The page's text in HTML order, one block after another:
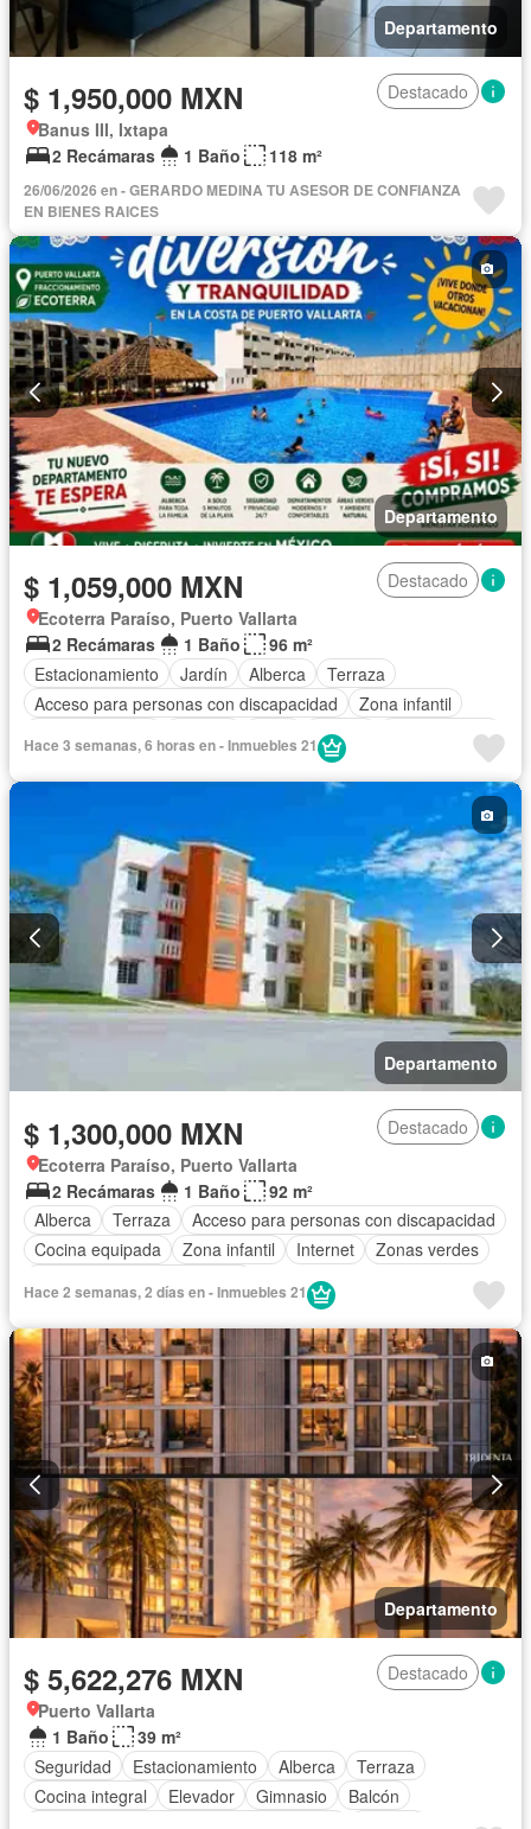
Departamento
$ 1,950,000 MXN
Destacado
Banus III, Ixtapa
2 Recámaras
1 Baño 118 m²
26/06/2026 en - GERARDO MEDINA TU ASESOR DE CONFIANZA
EN BIENES RAICES
Departamento
$ 1,059,000 MXN
Destacado
Ecoterra Paraíso, Puerto Vallarta
2 Recámaras
1 Baño
96 m²
Estacionamiento
Jardín Alberca
Terraza
Acceso para personas con discapacidad
Zona infantil
Asador
Zonas verdes
Permite niños
Hace 3 semanas, 6 horas en - Inmuebles 21
Departamento
$ 1,300,000 MXN
Destacado
Ecoterra Paraíso, Puerto Vallarta
2 Recámaras
1 Baño
92 m²
Alberca
Terraza
Acceso para personas con discapacidad
Cocina equipada
Zona infantil Internet
Zonas verdes
Hace 2 semanas, 2 días en - Inmuebles 21
Departamento
$ 5,622,276 MXN
Destacado
Puerto Vallarta
1 Baño
39 m²
Seguridad
Estacionamiento Alberca
Terraza
Cocina integral
Elevador Gimnasio
Balcón